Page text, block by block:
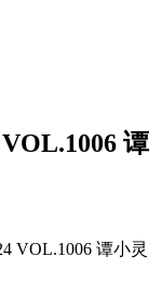
谭
VOL.1006 谭小灵